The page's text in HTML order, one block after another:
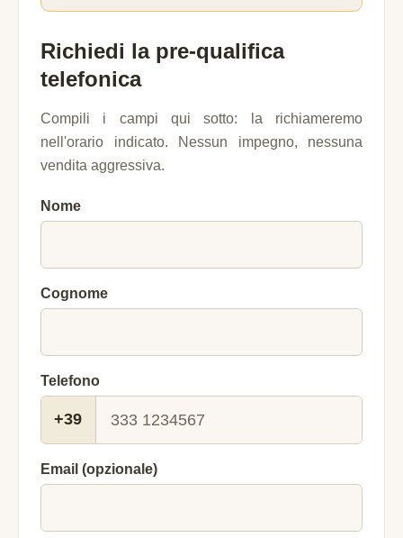
Richiedi la pre-qualifica
telefonica
Compili i campi qui sotto: la richiameremo
nell'orario indicato. Nessun impegno, nessuna
vendita aggressiva.
Nome
Cognome
Telefono
+39
Email (opzionale)